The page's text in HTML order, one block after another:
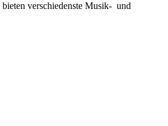
verschiedenste Musik- und